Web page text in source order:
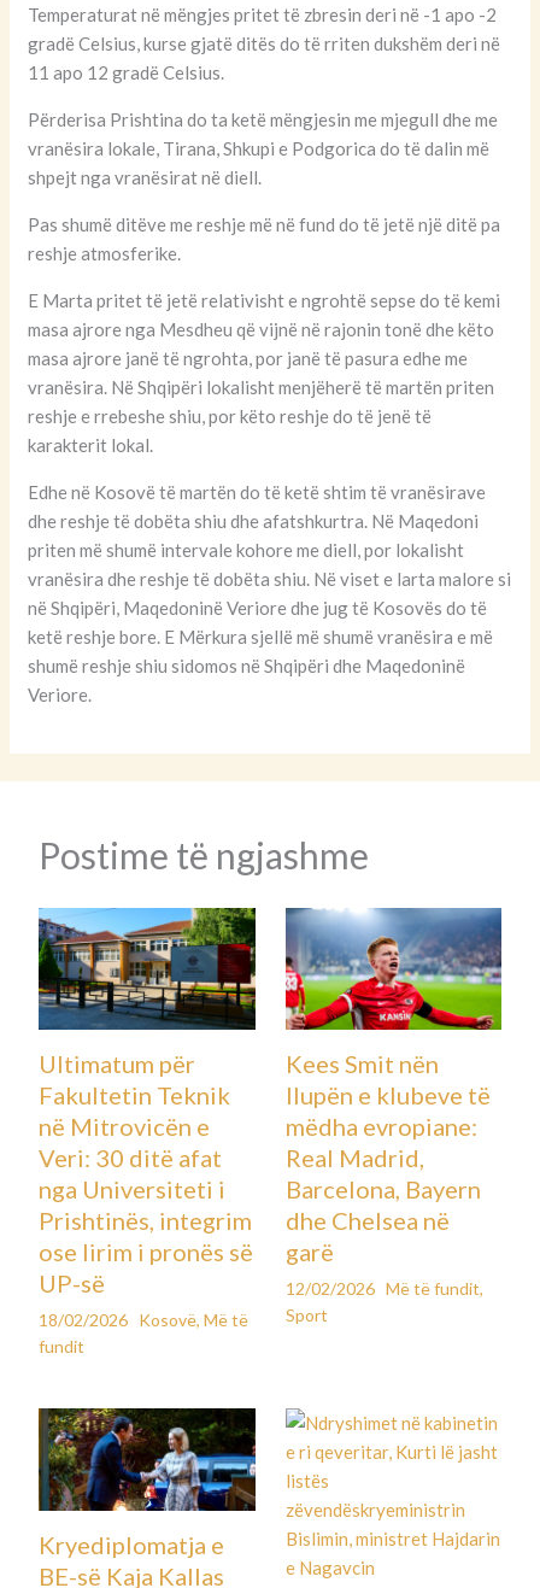
Temperaturat në mëngjes pritet të zbresin deri në -1 apo -2
gradë Celsius, kurse gjatë ditës do të rriten dukshëm deri në
11 apo 12 gradë Celsius.
Përderisa Prishtina do ta ketë mëngjesin me mjegull dhe me
vranësira lokale, Tirana, Shkupi e Podgorica do të dalin më
shpejt nga vranësirat në diell.
Pas shumë ditëve me reshje më në fund do të jetë një ditë pa
reshje atmosferike.
E Marta pritet të jetë relativisht e ngrohtë sepse do të kemi
masa ajrore nga Mesdheu që vijnë në rajonin tonë dhe këto
masa ajrore janë të ngrohta, por janë të pasura edhe me
vranësira. Në Shqipëri lokalisht menjëherë të martën priten
reshje e rrebeshe shiu, por këto reshje do të jenë të
karakterit lokal.
Edhe në Kosovë të martën do të ketë shtim të vranësirave
dhe reshje të dobëta shiu dhe afatshkurtra. Në Maqedoni
priten më shumë intervale kohore me diell, por lokalisht
vranësira dhe reshje të dobëta shiu. Në viset e larta malore si
në Shqipëri, Maqedoninë Veriore dhe jug të Kosovës do të
ketë reshje bore. E Mërkura sjellë më shumë vranësira e më
shumë reshje shiu sidomos në Shqipëri dhe Maqedoninë
Veriore.
Postime të ngjashme
Ultimatum për
Fakultetin Teknik
në Mitrovicën e
Veri: 30 ditë afat
nga Universiteti i
Prishtinës, integrim
ose lirim i pronës së
UP-së
18/02/2026 Kosovë,Më të
fundit
Kees Smit nën
llupën e klubeve të
mëdha evropiane:
Real Madrid,
Barcelona, Bayern
dhe Chelsea në
garë
12/02/2026 Më të fundit,
Sport
Kryediplomatja e
BE-së Kaja Kallas